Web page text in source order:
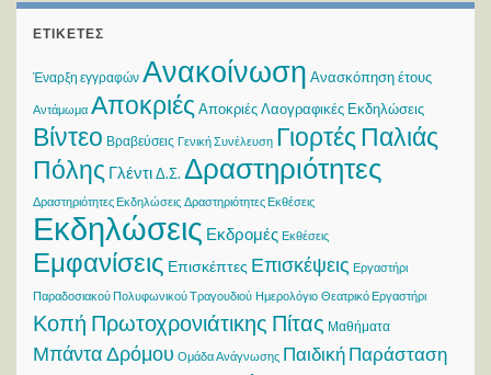
ΕΤΙΚΈΤΕΣ
Έναρξη εγγραφών Ανακοίνωση Ανασκόπηση έτους
Αντάμωμα Αποκριές Αποκριές Λαογραφικές Εκδηλώσεις
Βίντεο Βραβεύσεις Γενική Συνέλευση Γιορτές Παλιάς
Πόλης ΓλέντιΔ.Σ. Δραστηριότητες
Δραστηριότητες Εκδηλώσεις Δραστηριότητες Εκθέσεις
Εκδηλώσεις Εκδρομές Εκθέσεις
Εμφανίσεις Επισκέπτες Επισκέψεις Εργαστήρι
Παραδοσιακού Πολυφωνικού Τραγουδιού Ημερολόγιο Θεατρικό Εργαστήρι
Κοπή Πρωτοχρονιάτικης Πίτας Μαθήματα
Μπάντα Δρόμου Ομάδα Ανάγνωσης Παιδική Παράσταση